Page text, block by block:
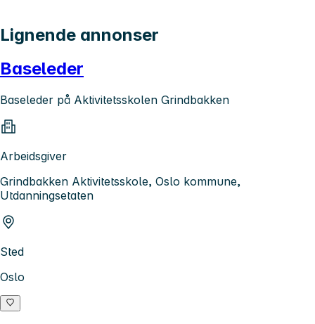
Lignende annonser
Baseleder
Baseleder på Aktivitetsskolen Grindbakken
Arbeidsgiver
Grindbakken Aktivitetsskole, Oslo kommune,
Utdanningsetaten
Sted
Oslo